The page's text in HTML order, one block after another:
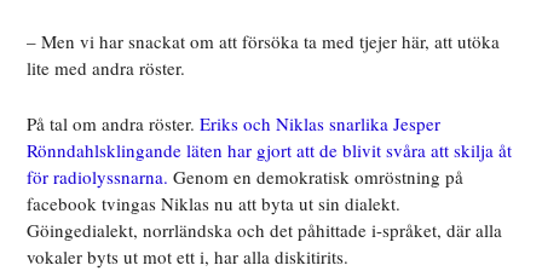
– Men vi har snackat om att försöka ta med tjejer här, att utöka
lite med andra röster.
På tal om andra röster. Eriks och Niklas snarlika Jesper
Rönndahlsklingande läten har gjort att de blivit svåra att skilja åt
för radiolyssnarna. Genom en demokratisk omröstning på
facebook tvingas Niklas nu att byta ut sin dialekt.
Göingedialekt, norrländska och det påhittade i-språket, där alla
vokaler byts ut mot ett i, har alla diskitirits.